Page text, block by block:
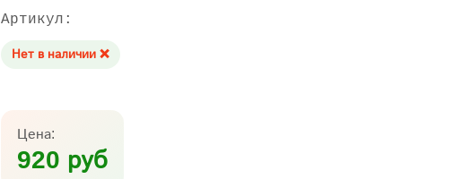
Артикул:
Нет в наличии ❌
Цена:
920 руб